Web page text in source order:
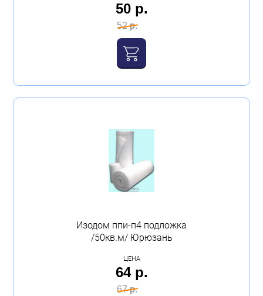
50 р.
52 р.
Изодом ппи-п4 подложка
/50кв.м/ Юрюзань
ЦЕНА
64 р.
67 р.